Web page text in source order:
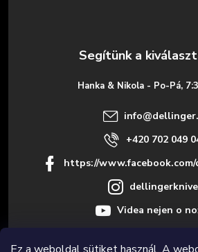
Hanka & Nikola - Po-Pá,
info@
+420 702 049
https://
Videa nejen o